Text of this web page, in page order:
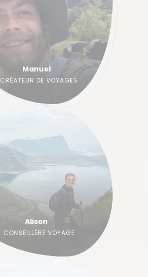
Manuel
CRÉATEUR DE VOYAGES
Alison
CONSEILLÈRE VOYAGE